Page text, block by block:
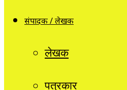
संपादक / लेखक
लेखक